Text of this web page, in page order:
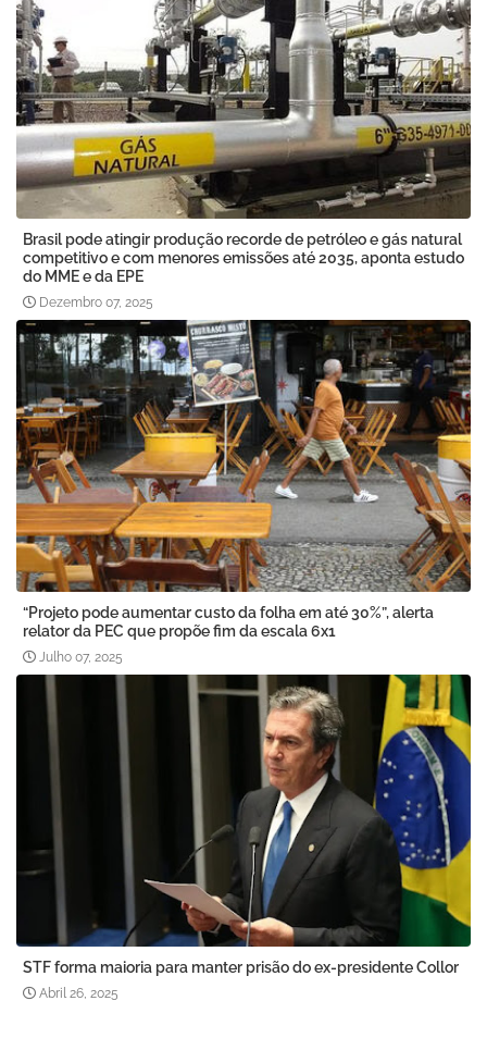
Brasil pode atingir produção recorde de petróleo e gás natural
competitivo e com menores emissões até 2035, aponta estudo
do MME e da EPE
Dezembro 07, 2025
“Projeto pode aumentar custo da folha em até 30%”, alerta
relator da PEC que propõe fim da escala 6x1
Julho 07, 2025
STF forma maioria para manter prisão do ex-presidente Collor
Abril 26, 2025